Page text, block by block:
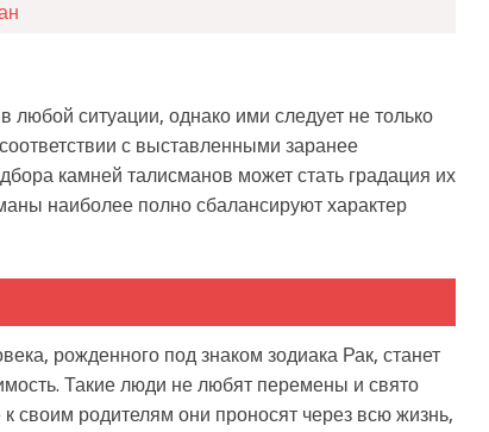
любой ситуации, однако ими следует не только
с выставленными заранее
камней талисманов может стать градация их
наиболее полно сбалансируют характер
рожденного под знаком зодиака Рак, станет
Такие люди не любят перемены и свято
своим родителям они проносят через всю жизнь,